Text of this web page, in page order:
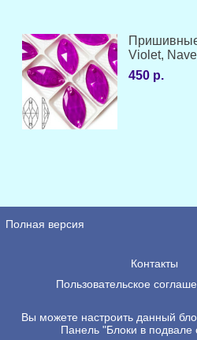
Violet,
450 р.
Полная версия
Контакты
Пользовательское
Вы можете настроить данный
Панель "Блоки в подвале